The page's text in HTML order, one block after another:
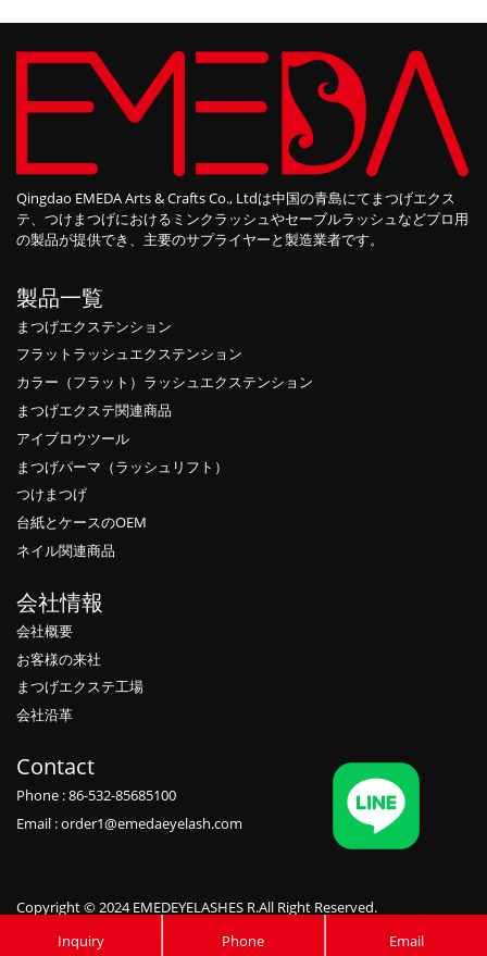
Qingdao EMEDA Arts & Crafts Co., Ltdは中国の青島にてまつげエクス
テ、つけまつげにおけるミンクラッシュやセーブルラッシュなどプロ用
の製品が提供でき、主要のサプライヤーと製造業者です。
製品一覧
まつげエクステンション
フラットラッシュエクステンション
カラー（フラット）ラッシュエクステンション
まつげエクステ関連商品
アイブロウツール
まつげパーマ（ラッシュリフト）
つけまつげ
台紙とケースのOEM
ネイル関連商品
会社情報
会社概要
お客様の来社
まつげエクステ工場
会社沿革
Contact
Phone : 86-532-85685100
Email : order1@emedaeyelash.com
Copyright © 2024 EMEDEYELASHES R.All Right Reserved.
Inquiry
Phone Email
Private label candles manufacturers,Eyelash vendors wholesale,Eyelash